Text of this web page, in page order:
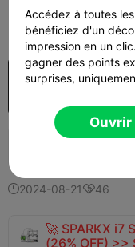
US$2.47
2024-08-2146
🚀 SPARKX
(26% OFF) >>
Accédez à toutes
bénéficiez d'un
impression en un
gagner des points
surprises,
Ouvrir